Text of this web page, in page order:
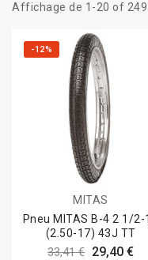
Affichage de 1-20 of
-12%
MITAS
Pneu MITAS B-4 2 1/2-
(2.50-17) 43J TT
33,41 € 29,40 €